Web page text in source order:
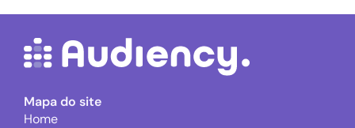
Mapa do site
Home